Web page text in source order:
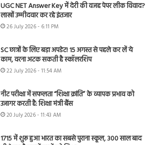
UGC NET Answer Key में देरी की वजह पेपर लीक विवाद?
लाखों उम्मीदवार कर रहे इंतजार
26 July 2026 - 6:11 PM
SC छात्रों के लिए बड़ा अपडेट! 15 अगस्त से पहले कर लें ये
काम, वरना अटक सकती है स्कॉलरशिप
22 July 2026 - 11:54 AM
नीट परीक्षा में सफलता “शिक्षा क्रांति” के व्यापक प्रभाव को
उजागर करती है: शिक्षा मंत्री बैंस
20 July 2026 - 11:43 AM
1715 में शुरू हुआ भारत का सबसे पुराना स्कूल, 300 साल बाद